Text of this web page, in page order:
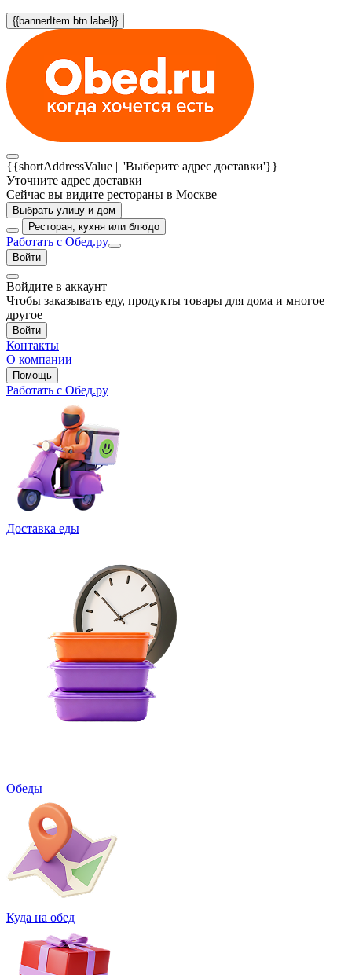
{{bannerItem.btn.label}}
{{shortAddressValue || 'Выберите адрес доставки'}}
Уточните адрес доставки
Сейчас вы видите рестораны в Москве
Выбрать улицу и дом
Ресторан, кухня или блюдо
Работать с Обед.ру
Войти
Войдите в аккаунт
Чтобы заказывать еду, продукты товары для дома и многое
другое
Войти
Контакты
О компании
Помощь
Работать с Обед.ру
Доставка еды
Обеды
Куда на обед